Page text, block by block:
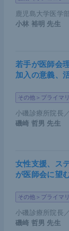
一方、無増悪
ザード比は
は食道がんに
けたのである。
鹿児島大学医学
小林 裕明 先生
若手が医師会
加入の意義、
その他＞プライマ
小磯診療所院長
磯崎 哲男 先生
女性支援、ス
が医師会に望
その他＞プライマ
小磯診療所院長
磯崎 哲男 先生